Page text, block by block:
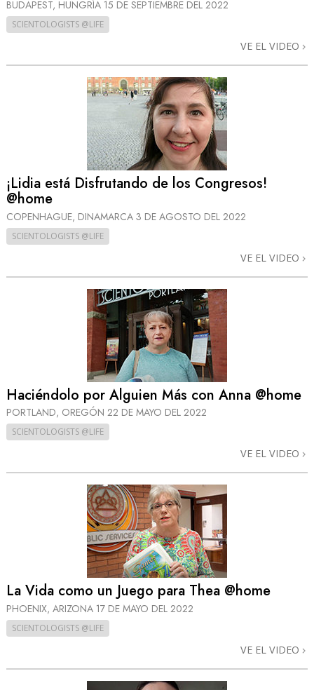
BUDAPEST, HUNGRÍA 15 DE SEPTIEMBRE DEL 2022
SCIENTOLOGISTS @LIFE
VE EL VIDEO
¡Lidia está Disfrutando de los Congresos!
@home
COPENHAGUE, DINAMARCA 3 DE AGOSTO DEL 2022
SCIENTOLOGISTS @LIFE
VE EL VIDEO
Haciéndolo por Alguien Más con Anna @home
PORTLAND, OREGÓN 22 DE MAYO DEL 2022
SCIENTOLOGISTS @LIFE
VE EL VIDEO
La Vida como un Juego para Thea @home
PHOENIX, ARIZONA 17 DE MAYO DEL 2022
SCIENTOLOGISTS @LIFE
VE EL VIDEO